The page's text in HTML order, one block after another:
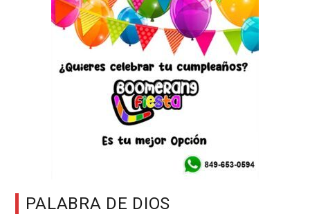
PALABRA DE DIOS